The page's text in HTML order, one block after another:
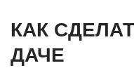
КАК
ДАЧЕ